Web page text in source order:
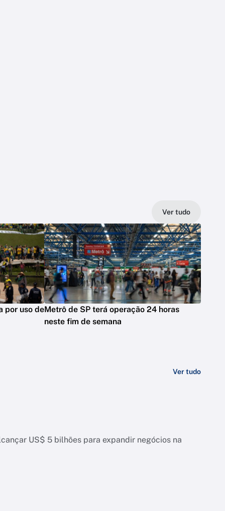
Ver tudo
por uso deMetrô de SP terá operação 24 horas
neste fim de semana
Ver tudo
US$ 5 bilhões para expandir negócios na